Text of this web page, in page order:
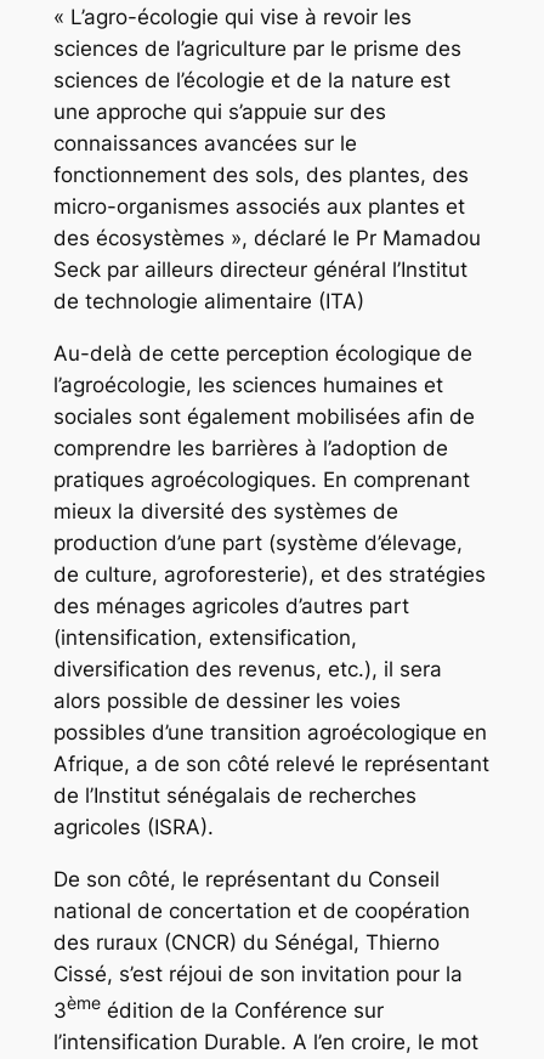
« L’agro-écologie qui vise à revoir les
sciences de l’agriculture par le prisme des
sciences de l’écologie et de la nature est
une approche qui s’appuie sur des
connaissances avancées sur le
fonctionnement des sols, des plantes, des
micro-organismes associés aux plantes et
des écosystèmes », déclaré le Pr Mamadou
Seck par ailleurs directeur général l’Institut
de technologie alimentaire (ITA)
Au-delà de cette perception écologique de
l’agroécologie, les sciences humaines et
sociales sont également mobilisées afin de
comprendre les barrières à l’adoption de
pratiques agroécologiques. En comprenant
mieux la diversité des systèmes de
production d’une part (système d’élevage,
de culture, agroforesterie), et des stratégies
des ménages agricoles d’autres part
(intensification, extensification,
diversification des revenus, etc.), il sera
alors possible de dessiner les voies
possibles d’une transition agroécologique en
Afrique, a de son côté relevé le représentant
de l’Institut sénégalais de recherches
agricoles (ISRA).
De son côté, le représentant du Conseil
national de concertation et de coopération
des ruraux (CNCR) du Sénégal, Thierno
Cissé, s’est réjoui de son invitation pour la
3èmeédition de la Conférence sur
l’intensification Durable. A l’en croire, le mot